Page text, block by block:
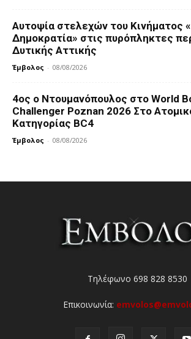
Αυτοψία στελεχών του Κινήματος
Δημοκρατία» στις πυρόπληκτες
Δυτικής Αττικής
Έμβολος - 08/08/2026
4ος ο Ντουμανόπουλος στο World
Challenger Poznan 2026 Στο
Κατηγορίας BC4
Έμβολος - 08/08/2026
Τηλέφωνο 698 828 8530
Επικοινωνία: